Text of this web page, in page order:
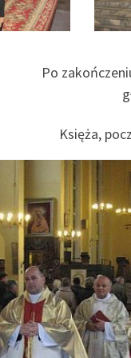
Po
Księża,